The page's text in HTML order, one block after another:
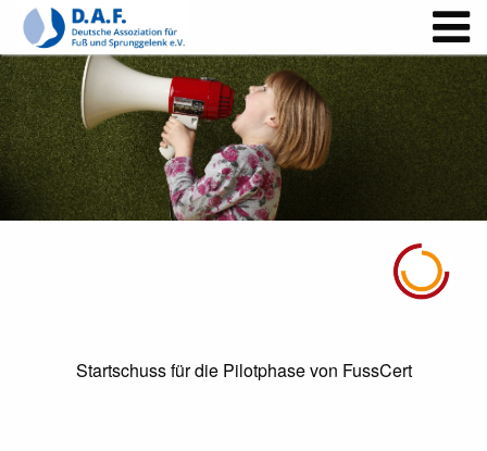
Startschuss für die Pilotphase von FussCert